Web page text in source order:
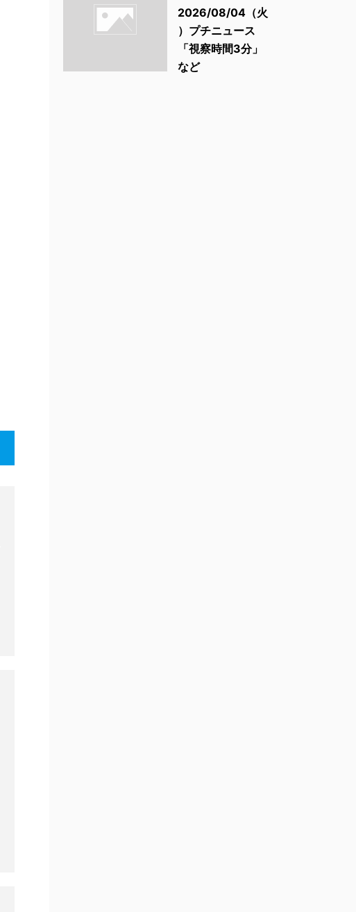
2026/08/04（火
）プチニュース
「視察時間3分」
など